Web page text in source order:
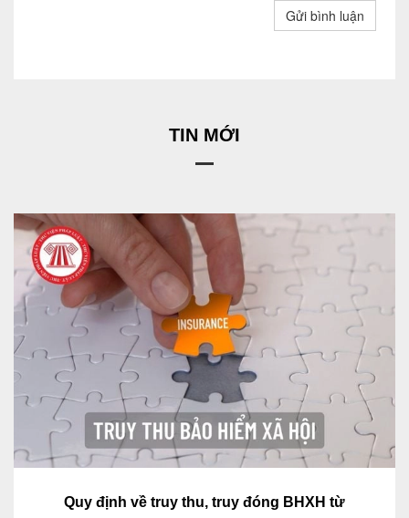
Gửi bình luận
TIN MỚI
Quy định về truy thu, truy đóng BHXH từ